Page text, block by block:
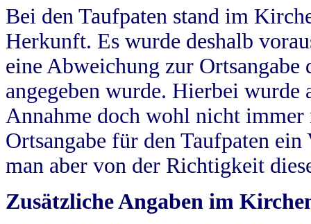
Bei den Taufpaten stand im
Herkunft. Es wurde deshalb
eine Abweichung zur
angegeben wurde. Hierbei wurde
Annahme doch wohl nicht
Ortsangabe für den Taufpaten
man aber von der Richtigkeit
Zusätzliche Angaben im